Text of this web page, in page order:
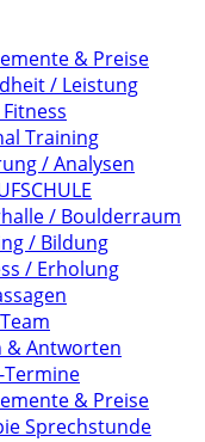
& Preise
/ Leistung
Training
/ Analysen
/ Boulderraum
/ Bildung
/ Erholung
& Antworten
Termine
& Preise
Sprechstunde